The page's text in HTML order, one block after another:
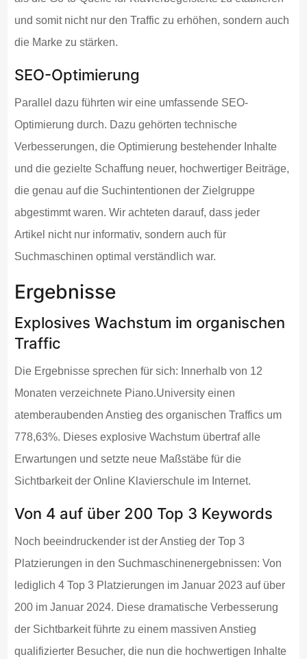
und somit nicht nur den Traffic zu erhöhen, sondern auch
die Marke zu stärken.
SEO-Optimierung
Parallel dazu führten wir eine umfassende SEO-
Optimierung durch. Dazu gehörten technische
Verbesserungen, die Optimierung bestehender Inhalte
und die gezielte Schaffung neuer, hochwertiger Beiträge,
die genau auf die Suchintentionen der Zielgruppe
abgestimmt waren. Wir achteten darauf, dass jeder
Artikel nicht nur informativ, sondern auch für
Suchmaschinen optimal verständlich war.
Ergebnisse
Explosives Wachstum im organischen
Traffic
Die Ergebnisse sprechen für sich: Innerhalb von 12
Monaten verzeichnete Piano.University einen
atemberaubenden Anstieg des organischen Traffics um
778,63%. Dieses explosive Wachstum übertraf alle
Erwartungen und setzte neue Maßstäbe für die
Sichtbarkeit der Online Klavierschule im Internet.
Von 4 auf über 200 Top 3 Keywords
Noch beeindruckender ist der Anstieg der Top 3
Platzierungen in den Suchmaschinenergebnissen: Von
lediglich 4 Top 3 Platzierungen im Januar 2023 auf über
200 im Januar 2024. Diese dramatische Verbesserung
der Sichtbarkeit führte zu einem massiven Anstieg
qualifizierter Besucher, die nun die hochwertigen Inhalte